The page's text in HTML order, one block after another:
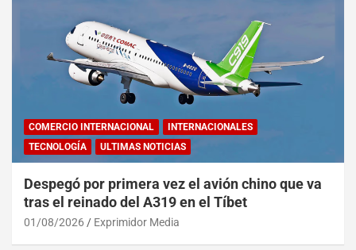
COMERCIO INTERNACIONAL
INTERNACIONALES
TECNOLOGÍA
ULTIMAS NOTICIAS
Despegó por primera vez el avión chino que va
tras el reinado del A319 en el Tíbet
01/08/2026 Exprimidor Media